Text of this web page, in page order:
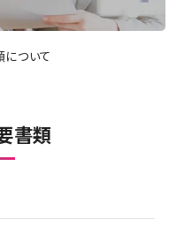
について
書類